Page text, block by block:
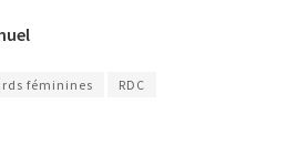
féminines RDC